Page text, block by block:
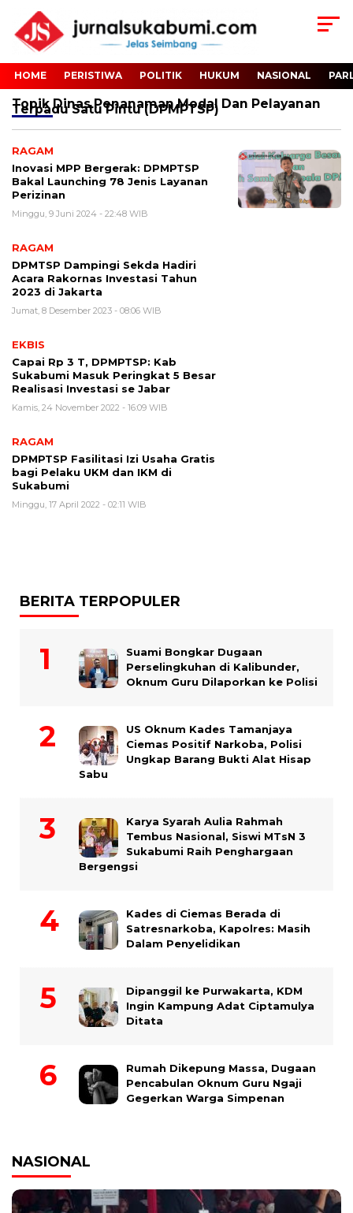
HOME PERISTIWA POLITIK HUKUM NASIONAL
TopikDinas Penanaman Modal Dan Pelayanan
Terpadu Satu Pintu (DPMPTSP)
RAGAM
Inovasi MPP Bergerak: DPMPTSP
Bakal Launching 78 Jenis Layanan
Perizinan
Minggu, 9 Juni 2024 - 22:48 WIB
RAGAM
DPMTSP Dampingi Sekda Hadiri
Acara Rakornas Investasi Tahun
2023 di Jakarta
Jumat, 8 Desember 2023 - 08:06 WIB
EKBIS
Capai Rp 3 T, DPMPTSP: Kab
Sukabumi Masuk Peringkat 5 Besar
Realisasi Investasi se Jabar
Kamis, 24 November 2022 - 16:09 WIB
RAGAM
DPMPTSP Fasilitasi Izi Usaha Gratis
bagi Pelaku UKM dan IKM di
Sukabumi
Minggu, 17 April 2022 - 02:11 WIB
BERITA TERPOPULER
Suami Bongkar Dugaan
Perselingkuhan di Kalibunder,
Oknum Guru Dilaporkan ke Polisi
US Oknum Kades Tamanjaya
Ciemas Positif Narkoba, Polisi
Ungkap Barang Bukti Alat Hisap
Sabu
Karya Syarah Aulia Rahmah
Tembus Nasional, Siswi MTsN 3
Sukabumi Raih Penghargaan
Bergengsi
Kades di Ciemas Berada di
Satresnarkoba, Kapolres: Masih
Dalam Penyelidikan
Dipanggil ke Purwakarta, KDM
Ingin Kampung Adat Ciptamulya
Ditata
Rumah Dikepung Massa, Dugaan
Pencabulan Oknum Guru Ngaji
Gegerkan Warga Simpenan
NASIONAL